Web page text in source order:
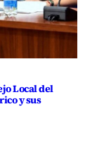
Local del
y sus